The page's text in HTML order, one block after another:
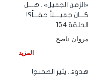
«الزمن الجميل».. هـــل
كـــان جميــــلاً حقـــاً؟!
الحلقة 154
مروان ناصح
المزيد
هدوءٌ.. يثير الضجيج!